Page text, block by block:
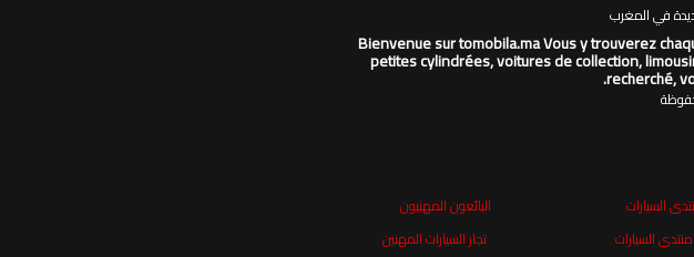
في المغرب
Bienvenue sur tomobila.ma Vous y trouverez
petites cylindrées, voitures de collection,
recherché,
السيارات
منتدى السيارات
البائعون المهنيون
تجار السيارات المهنين